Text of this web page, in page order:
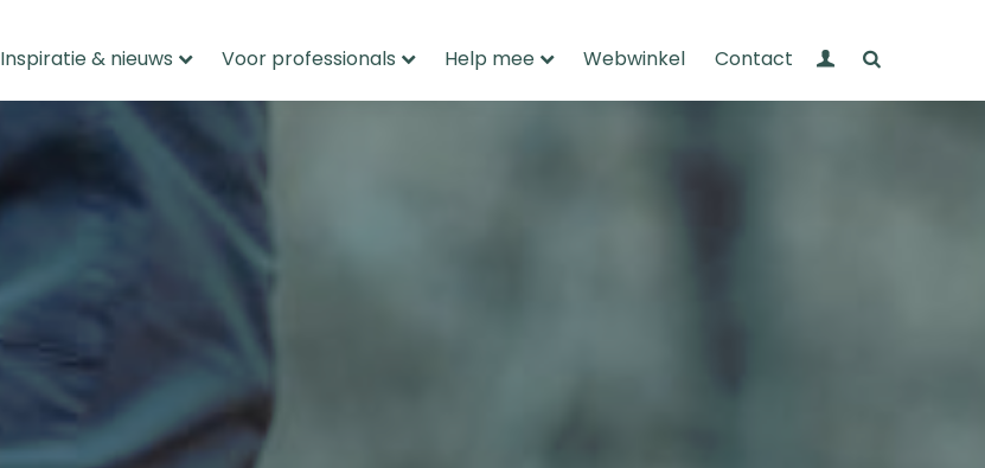
Inspiratie & nieuws Voor professionals Help mee Webwinkel Contact Mijn Wandelnet